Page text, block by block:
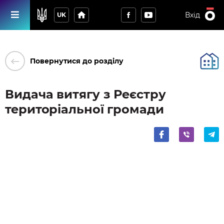
UK home Вхід
keyboard_backspace Повернутися до розділу
Видача витягу з Реєстру
територіальної громади